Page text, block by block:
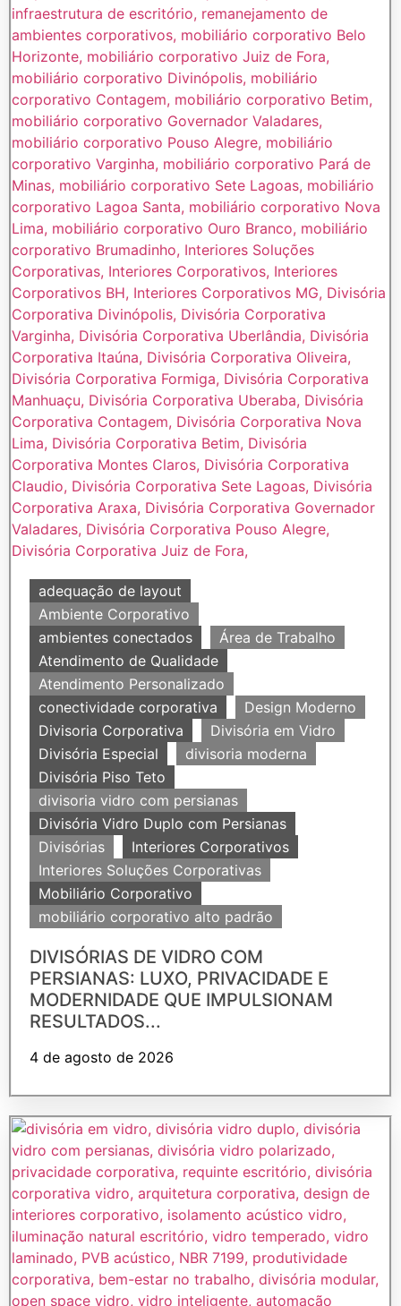
adequação de layout
Ambiente Corporativo
ambientes conectados
Área de Trabalho
Atendimento de Qualidade
Atendimento Personalizado
conectividade corporativa
Design Moderno
Divisoria Corporativa
Divisória em Vidro
Divisória Especial
divisoria moderna
Divisória Piso Teto
divisoria vidro com persianas
Divisória Vidro Duplo com Persianas
Divisórias
Interiores Corporativos
Interiores Soluções Corporativas
Mobiliário Corporativo
mobiliário corporativo alto padrão
DIVISÓRIAS DE VIDRO COM
PERSIANAS: LUXO, PRIVACIDADE E
MODERNIDADE QUE IMPULSIONAM
RESULTADOS...
4 de agosto de 2026